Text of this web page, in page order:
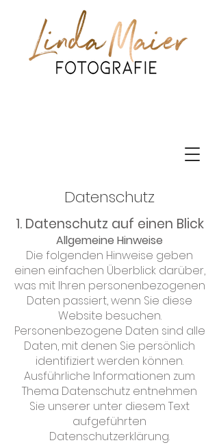
Datenschutz
1. Datenschutz auf einen Blick
Allgemeine Hinweise
Die folgenden Hinweise geben
einen einfachen Überblick darüber,
was mit Ihren personenbezogenen
Daten passiert, wenn Sie diese
Website besuchen.
Personenbezogene Daten sind alle
Daten, mit denen Sie persönlich
identifiziert werden können.
Ausführliche Informationen zum
Thema Datenschutz entnehmen
Sie unserer unter diesem Text
aufgeführten
Datenschutzerklärung.